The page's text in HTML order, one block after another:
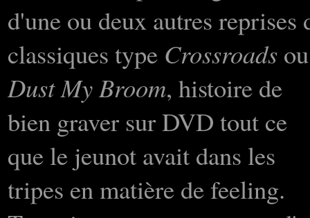
d'une ou deux autres reprises
classiques type Crossroads ou
Dust My Broom, histoire de
bien graver sur DVD tout ce
que le jeunot avait dans les
tripes en matière de feeling.